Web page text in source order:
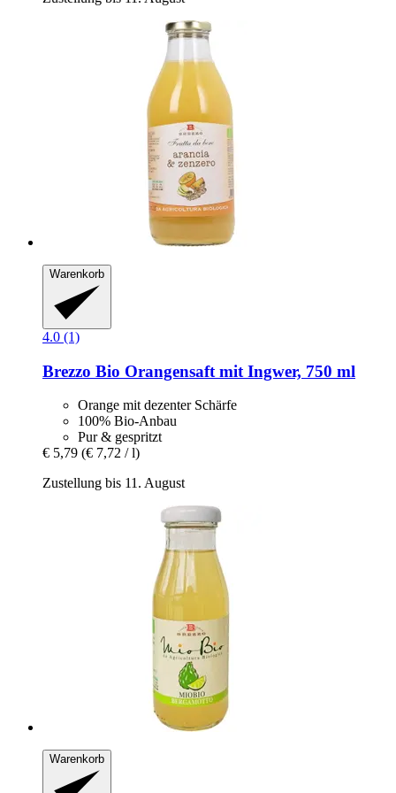
Warenkorb
4.0 (1)
Brezzo Bio Orangensaft mit Ingwer, 750 ml
Orange mit dezenter Schärfe
100% Bio-Anbau
Pur & gespritzt
€ 5,79 (€ 7,72 / l)
Zustellung bis 11. August
Warenkorb